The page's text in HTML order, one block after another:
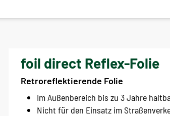
foil direct Reflex-Folie
Retroreflektierende Folie
Im Außenbereich bis zu 3 Jahre
Nicht für den Einsatz im